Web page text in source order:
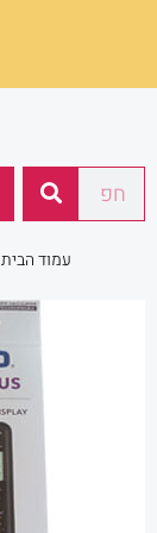
חיפוש
עמוד הבית